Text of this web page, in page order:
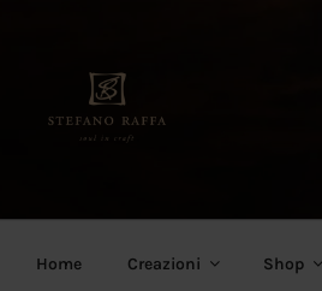
Home Creazioni Shop